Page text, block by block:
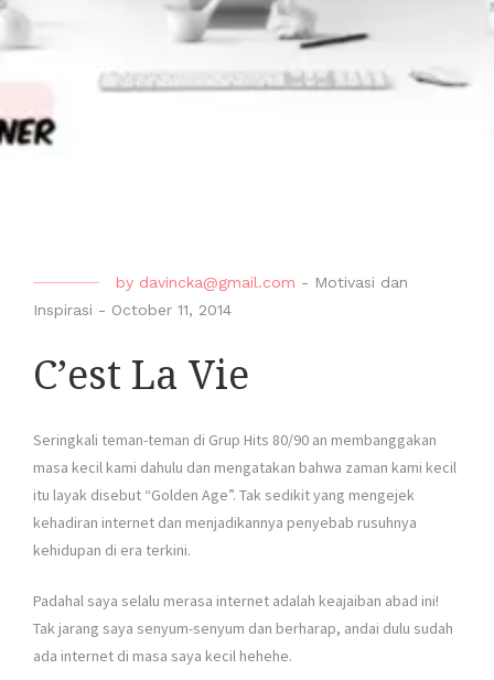
by davincka@gmail.com - Motivasi dan
Inspirasi - October 11, 2014
C’est La Vie
Seringkali teman-teman di Grup Hits 80/90 an membanggakan
masa kecil kami dahulu dan mengatakan bahwa zaman kami kecil
itu layak disebut “Golden Age”. Tak sedikit yang mengejek
kehadiran internet dan menjadikannya penyebab rusuhnya
kehidupan di era terkini.
Padahal saya selalu merasa internet adalah keajaiban abad ini!
Tak jarang saya senyum-senyum dan berharap, andai dulu sudah
ada internet di masa saya kecil hehehe.